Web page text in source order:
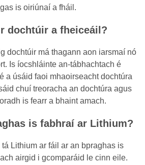
is oiriúnaí a fháil.
dochtúir a fheiceáil?
dochtúir má thagann aon iarsmaí nó
Is íocshláinte an-tábhachtach é
a úsáid faoi mhaoirseacht dochtúra
chuí treoracha an dochtúra agus
is fearr a bhaint amach.
is fabhraí ar Lithium?
tá Lithium ar fáil ar an bpraghas is
airgid i gcomparáid le cinn eile.